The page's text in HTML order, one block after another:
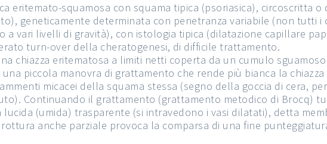
eritemato-squamosa con squama tipica (psoriasica), circoscritta o
geneticamente determinata con penetranza variabile (non tutti i
vari livelli di gravità), con istologia tipica (dilatazione capillare
turn-over della cheratogenesi, di difficile trattamento.
chiazza eritematosa a limiti netti coperta da un cumulo
piccola manovra di grattamento che rende più bianca la
micacei della squama stessa (segno della goccia di cera,
Continuando il grattamento (grattamento metodico di Brocq)
(umida) trasparente (si intravedono i vasi dilatati), detta
anche parziale provoca la comparsa di una fine